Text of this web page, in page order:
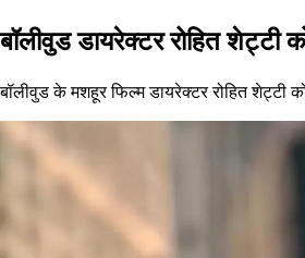
बॉलीवुड डायरेक्टर रोहित शेट्टी
बॉलीवुड के मशहूर फिल्म डायरेक्टर रोहित शेट्टी